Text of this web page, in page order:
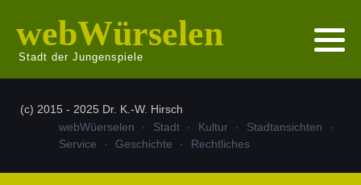
webWürselen
Stadt der Jungenspiele
(c) 2015 - 2025 Dr. K.-W. Hirsch
webWüerselen
Stadt Kultur
Stadtansichten
Service
Geschichte Rechtliches